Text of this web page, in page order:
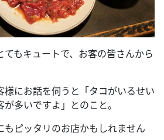
てもキュートで、お客の皆さんから
様にお話を伺うと「タコがいるせい
多いですよ」とのこと。
もピッタリのお店かもしれません